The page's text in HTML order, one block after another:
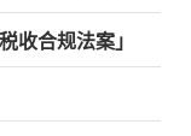
收合规法案」